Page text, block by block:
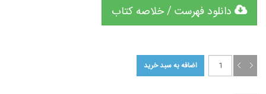
دانلود فهرست / خلاصه کتاب